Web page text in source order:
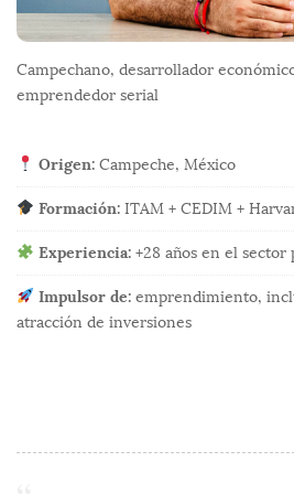
Campechano, desarrollador
emprendedor serial
Origen:Campeche, México
Formación:ITAM + CEDIM +
Experiencia:+28 años en el sector
Impulsor de:emprendimiento,
atracción de inversiones